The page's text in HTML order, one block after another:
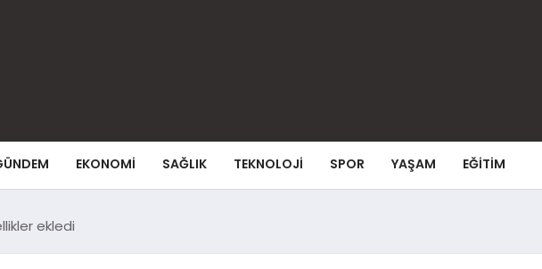
EKONOMI SAĞLIK TEKNOLOJI SPOR YAŞAM EĞITIM
ekledi